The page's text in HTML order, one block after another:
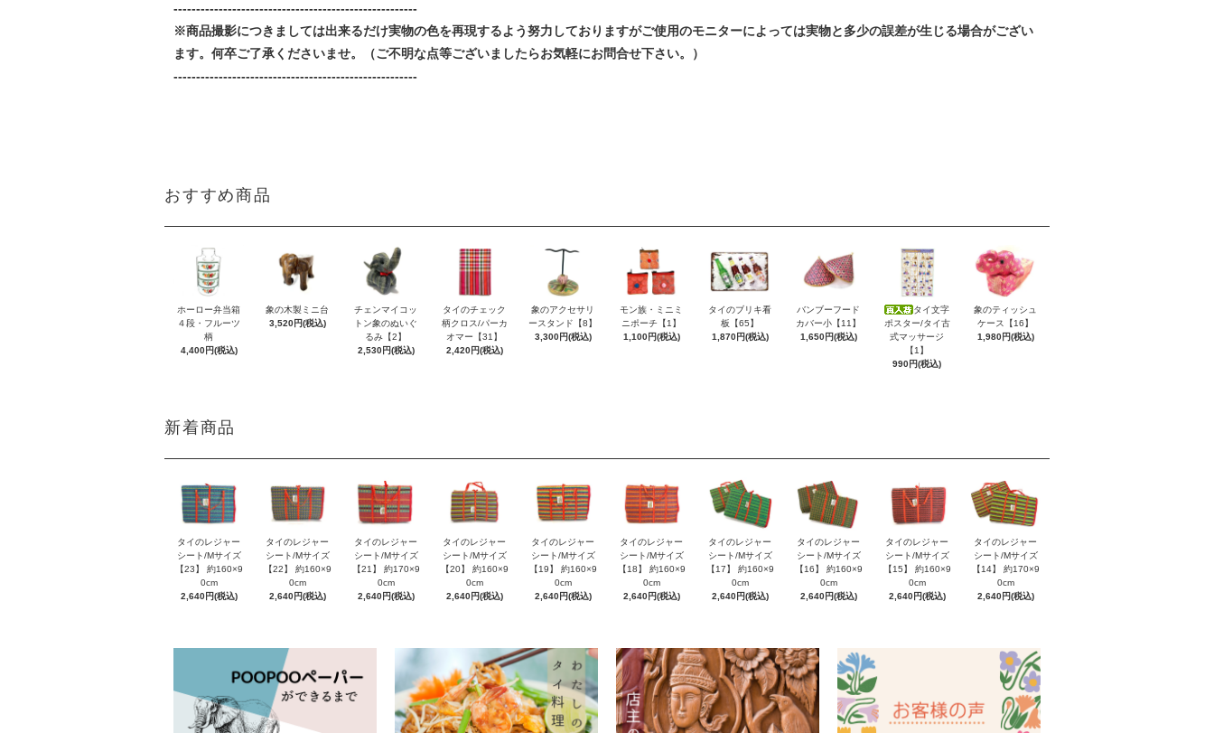
------------------------------------------------------
※商品撮影につきましては出来るだけ実物の色を再現するよう努力しておりますがご使用のモニターによっては実物と多少の誤差が生じる場合がござい
ます。何卒ご了承くださいませ。（ご不明な点等ございましたらお気軽にお問合せ下さい。）
------------------------------------------------------
おすすめ商品
ホーロー弁当箱
４段・フルーツ
柄
4,400円(税込)
象の木製ミニ台
3,520円(税込)
チェンマイコッ
トン象のぬいぐ
るみ【2】
2,530円(税込)
タイのチェック
柄クロス/パーカ
オマー【31】
2,420円(税込)
象のアクセサリ
ースタンド【8】
3,300円(税込)
モン族・ミニミ
ニポーチ【1】
1,100円(税込)
タイのブリキ看
板【65】
1,870円(税込)
バンブーフード
カバー小【11】
1,650円(税込)
タイ文字
ポスター/タイ古
式マッサージ
【1】
990円(税込)
象のティッシュ
ケース【16】
1,980円(税込)
新着商品
タイのレジャー
シート/Mサイズ
【23】 約160×9
0cm
2,640円(税込)
タイのレジャー
シート/Mサイズ
【22】 約160×9
0cm
2,640円(税込)
タイのレジャー
シート/Mサイズ
【21】 約170×9
0cm
2,640円(税込)
タイのレジャー
シート/Mサイズ
【20】 約160×9
0cm
2,640円(税込)
タイのレジャー
シート/Mサイズ
【19】 約160×9
0cm
2,640円(税込)
タイのレジャー
シート/Mサイズ
【18】 約160×9
0cm
2,640円(税込)
タイのレジャー
シート/Mサイズ
【17】 約160×9
0cm
2,640円(税込)
タイのレジャー
シート/Mサイズ
【16】 約160×9
0cm
2,640円(税込)
タイのレジャー
シート/Mサイズ
【15】 約160×9
0cm
2,640円(税込)
タイのレジャー
シート/Mサイズ
【14】 約170×9
0cm
2,640円(税込)